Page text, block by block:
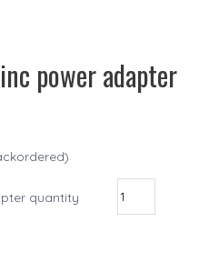
power adapter
quantity